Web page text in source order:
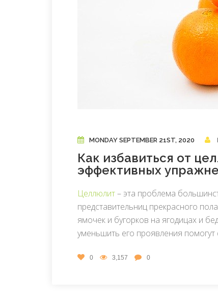
MONDAY SEPTEMBER 21ST, 2020
Как избавиться от
эффективных
Целлюлит– эта проблема
представительниц прекрасного
ямочек и бугорков на ягодицах и
уменьшить его проявления
0 3,157 0